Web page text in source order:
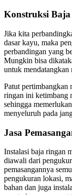
Konstruksi
Jika kita
dasar kayu, maka
perbandingan yang
Mungkin bisa
untuk mendatangkan
Patut pertimbangkan
ringan ini ketimbang
sehingga
menyeluruh pada
Jasa
Instalasi baja ringan
diawali dari
pemasangannya
pengukuran lokasi,
bahan dan juga